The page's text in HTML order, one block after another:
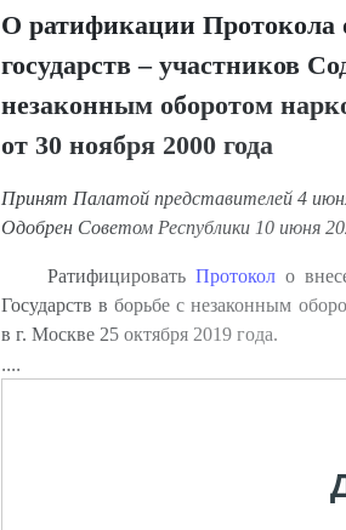
О ратификации Протокола
государств – участников
незаконным оборотом
от 30 ноября 2000 года
Принят Палатой представителей 4
Одобрен Советом Республики 10 июня
Ратифицировать Протоколо
Государств в борьбе с незаконным
в г. Москве 25 октября 2019 года.
....